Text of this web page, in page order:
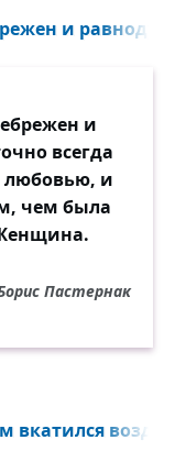
и
и
всегда
любовью, и
чем была
Пастернак